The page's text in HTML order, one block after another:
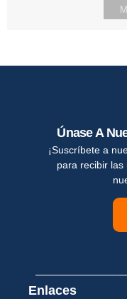
Únase A
¡Suscríbete a
para recibir las
Enlaces